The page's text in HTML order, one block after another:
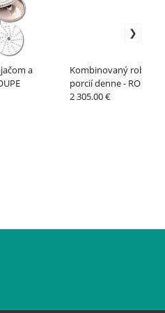
a
Kombinovaný robot R
porcií denne -
2 305.00 €